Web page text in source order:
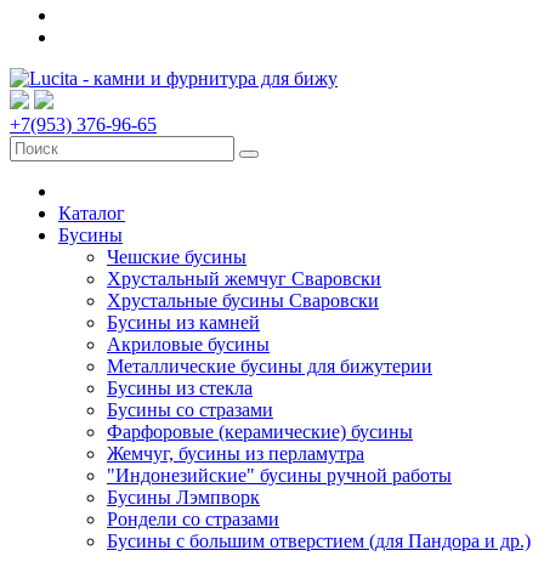
+7(953) 376-96-65
Каталог
Бусины
Чешские бусины
Хрустальный жемчуг Сваровски
Хрустальные бусины Сваровски
Бусины из камней
Акриловые бусины
Металлические бусины для бижутерии
Бусины из стекла
Бусины со стразами
Фарфоровые (керамические) бусины
Жемчуг, бусины из перламутра
"Индонезийские" бусины ручной работы
Бусины Лэмпворк
Рондели со стразами
Бусины с большим отверстием (для Пандора и др.)